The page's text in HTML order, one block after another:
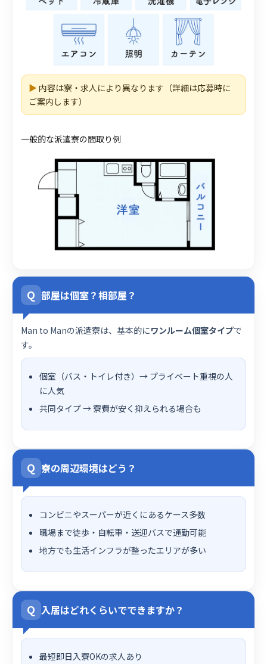
▶ 内容は寮・求人により異なります（詳細は応募時に
ご案内します）
一般的な派遣寮の間取り例
Q 部屋は個室？相部屋？
Man to Manの派遣寮は、基本的にワンルーム個室タイプで
す。
個室（バス・トイレ付き）→ プライベート重視の人
に人気
共同タイプ → 寮費が安く抑えられる場合も
Q 寮の周辺環境はどう？
コンビニやスーパーが近くにあるケース多数
職場まで徒歩・自転車・送迎バスで通勤可能
地方でも生活インフラが整ったエリアが多い
Q 入居はどれくらいでできますか？
最短即日入寮OKの求人あり